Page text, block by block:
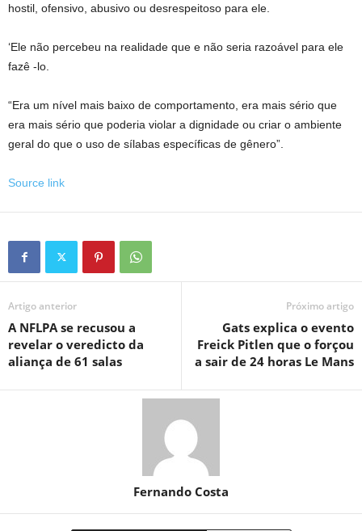
hostil, ofensivo, abusivo ou desrespeitoso para ele.
‘Ele não percebeu na realidade que e não seria razoável para ele
fazê -lo.
“Era um nível mais baixo de comportamento, era mais sério que
era mais sério que poderia violar a dignidade ou criar o ambiente
geral do que o uso de sílabas específicas de gênero”.
Source link
Artigo anterior
A NFLPA se recusou a
revelar o veredicto da
aliança de 61 salas
Próximo artigo
Gats explica o evento
Freick Pitlen que o forçou
a sair de 24 horas Le Mans
Fernando Costa